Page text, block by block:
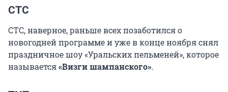
СТС
СТС, наверное, раньше всех позаботился о
новогодней программе и уже в конце ноября снял
праздничное шоу «Уральских пельменей», которое
называется«Визги шампанского».